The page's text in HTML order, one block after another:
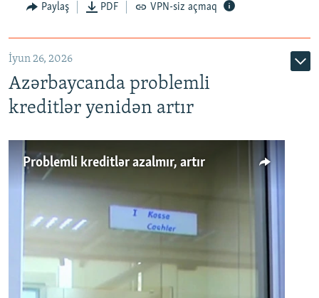
Auto 240p 360p 480p
720p 1080p
Paylaş PDF VPN-siz açmaq
İyun 26, 2026
Azərbaycanda problemli
kreditlər yenidən artır
Problemli kreditlər azalmır, artır